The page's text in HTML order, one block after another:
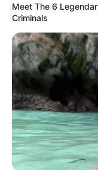
ΤΑΥΤΟΤΗΤΑ
Meet The 6
Criminals